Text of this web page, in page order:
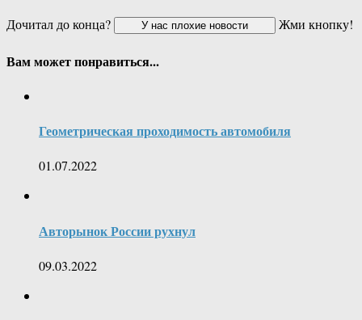
Дочитал до конца?
Жми кнопку!
Вам может понравиться...
Геометрическая проходимость автомобиля
01.07.2022
Авторынок России рухнул
09.03.2022